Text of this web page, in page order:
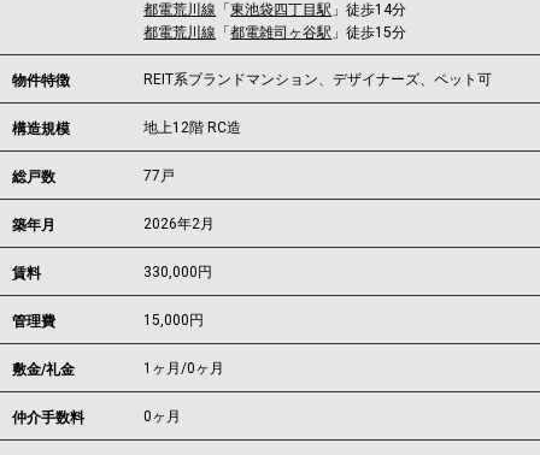
都電荒川線 「東池袋四丁目駅 」徒歩14分
都電荒川線 「都電雑司ヶ谷駅 」徒歩15分
物件特徴 REIT系ブランドマンション、デザイナーズ、ペット可
構造規模 地上12階 RC造
総戸数 77戸
築年月 2026年2月
賃料 330,000 円
管理費 15,000円
敷金/礼金 1ヶ月/0ヶ月
仲介手数料 0ヶ月